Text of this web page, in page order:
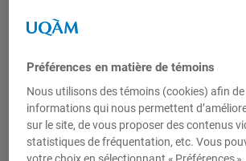
Québec: l’écriture comme
immigrants»,Revue des
qualitatives, vol. 28, no. 2, p.
Préférences en matière de témoins
Nous utilisons des témoins (cookies) afin
informations qui nous permettent
sur le site, de vous proposer des contenus
statistiques de fréquentation, etc. Vous